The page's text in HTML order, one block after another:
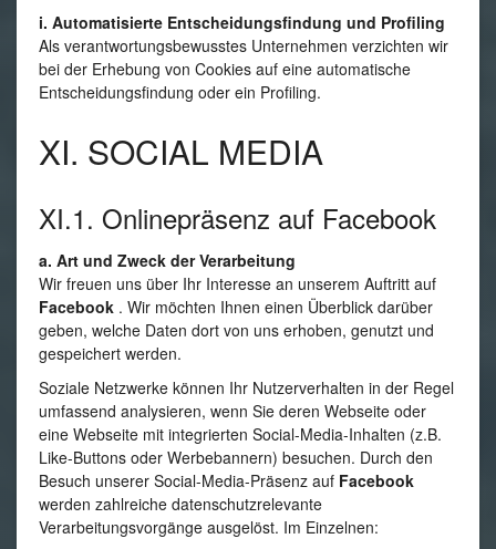
i. Automatisierte Entscheidungsfindung und Profiling
Als verantwortungsbewusstes Unternehmen verzichten wir
bei der Erhebung von Cookies auf eine automatische
Entscheidungsfindung oder ein Profiling.
XI. SOCIAL MEDIA
XI.1. Onlinepräsenz auf Facebook
a. Art und Zweck der Verarbeitung
Wir freuen uns über Ihr Interesse an unserem Auftritt auf
Facebook . Wir möchten Ihnen einen Überblick darüber
geben, welche Daten dort von uns erhoben, genutzt und
gespeichert werden.
Soziale Netzwerke können Ihr Nutzerverhalten in der Regel
umfassend analysieren, wenn Sie deren Webseite oder
eine Webseite mit integrierten Social-Media-Inhalten (z.B.
Like-Buttons oder Werbebannern) besuchen. Durch den
Besuch unserer Social-Media-Präsenz auf Facebook
werden zahlreiche datenschutzrelevante
Verarbeitungsvorgänge ausgelöst. Im Einzelnen: